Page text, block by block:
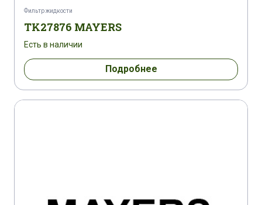
Фильтр жидкости
TK27876 MAYERS
Есть в наличии
Подробнее